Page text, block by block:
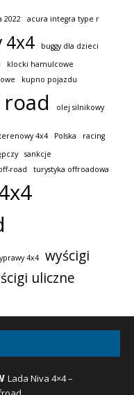
2022 acura integra type r
4x4
buggy dla dzieci
klocki hamulcowe
kupno pojazdu
olej silnikowy
4x4 Polska
racing
sankcje
road turystyka offroadowa
4x4
wyścigi
uliczne
Lada Niva 4×4 –